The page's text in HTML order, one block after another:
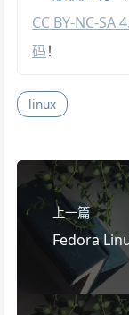
CC BY-NC-SA
码！
linux
上一篇
Fedora